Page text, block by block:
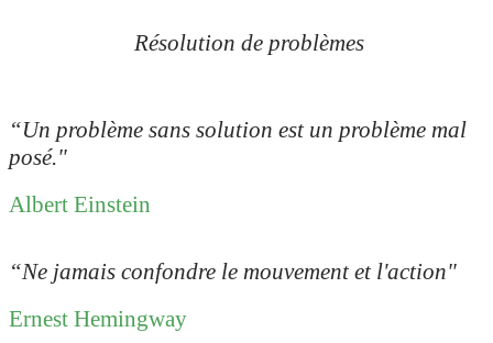
Résolution de problèmes
“Un problème sans solution est un problème mal
posé."
Albert Einstein
“Ne jamais confondre le mouvement et l'action"
Ernest Hemingway